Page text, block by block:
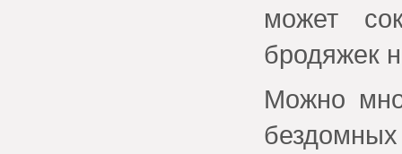
может
бродяжек
Можно